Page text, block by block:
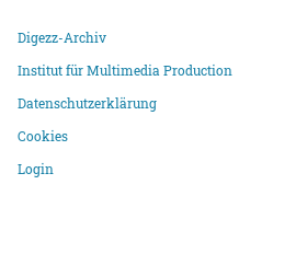
Digezz-Archiv
Institut für Multimedia Production
Datenschutzerklärung
Cookies
Login